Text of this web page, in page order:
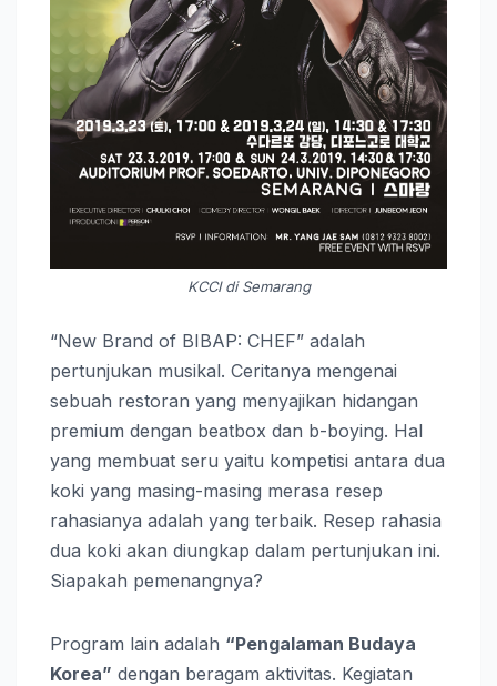
KCCI di Semarang
“New Brand of BIBAP: CHEF” adalah
pertunjukan musikal. Ceritanya mengenai
sebuah restoran yang menyajikan hidangan
premium dengan beatbox dan b-boying. Hal
yang membuat seru yaitu kompetisi antara dua
koki yang masing-masing merasa resep
rahasianya adalah yang terbaik. Resep rahasia
dua koki akan diungkap dalam pertunjukan ini.
Siapakah pemenangnya?
Program lain adalah “Pengalaman Budaya
Korea” dengan beragam aktivitas. Kegiatan